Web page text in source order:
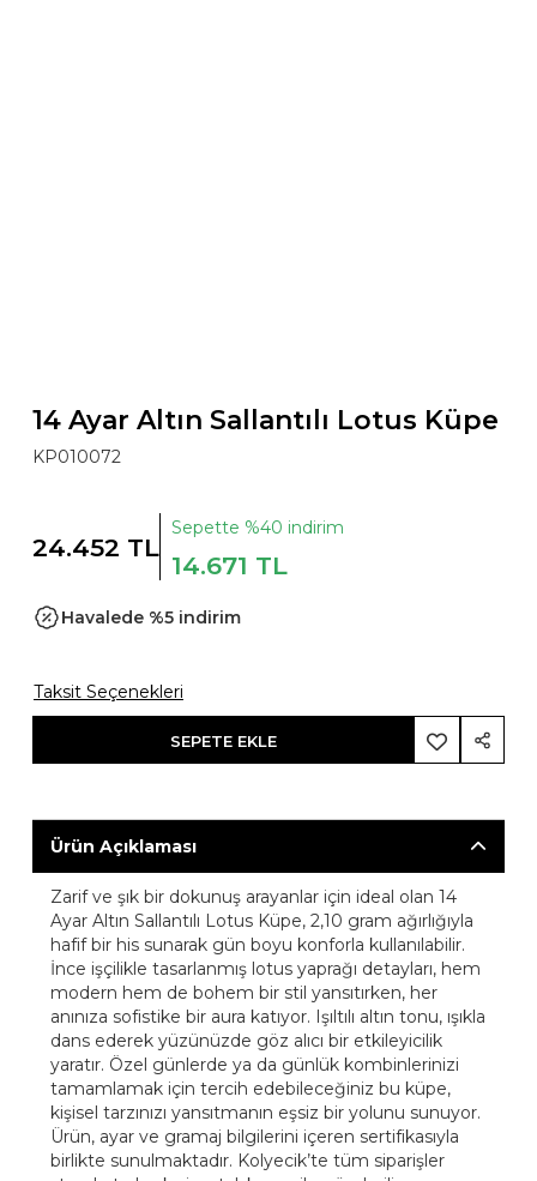
14 Ayar Altın Sallantılı Lotus Küpe
KP010072
24.452 TL
Sepette %40 indirim
14.671 TL
Havalede %5 indirim
Taksit Seçenekleri
SEPETE EKLE
Ürün Açıklaması
Zarif ve şık bir dokunuş arayanlar için ideal olan 14
Ayar Altın Sallantılı Lotus Küpe, 2,10 gram ağırlığıyla
hafif bir his sunarak gün boyu konforla kullanılabilir.
İnce işçilikle tasarlanmış lotus yaprağı detayları, hem
modern hem de bohem bir stil yansıtırken, her
anınıza sofistike bir aura katıyor. Işıltılı altın tonu, ışıkla
dans ederek yüzünüzde göz alıcı bir etkileyicilik
yaratır. Özel günlerde ya da günlük kombinlerinizi
tamamlamak için tercih edebileceğiniz bu küpe,
kişisel tarzınızı yansıtmanın eşsiz bir yolunu sunuyor.
Ürün, ayar ve gramaj bilgilerini içeren sertifikasıyla
birlikte sunulmaktadır. Kolyecik’te tüm siparişler